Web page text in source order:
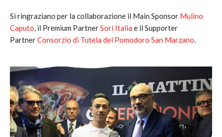
Si ringraziano per la collaborazione il Main Sponsor Mulino
Caputo, il Premium PartnerSorì Italia e il Supporter
PartnerConsorzio di Tutela del Pomodoro San Marzano.